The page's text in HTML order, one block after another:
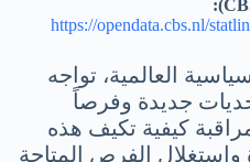
https://opendata.cbs.nl/
العالمية، تواجه
جديدة وفرصاً
كيفية تكيف هذه
واستغلال الفرص المتاحة